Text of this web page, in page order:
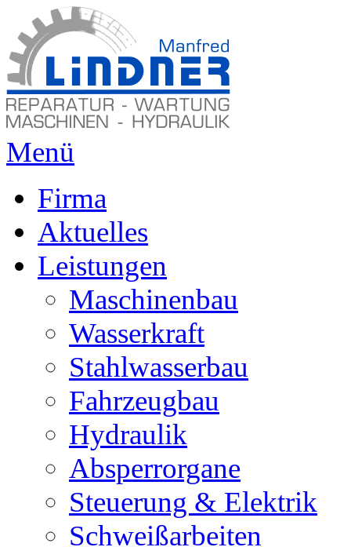
Menü
Firma
Aktuelles
Leistungen
Maschinenbau
Wasserkraft
Stahlwasserbau
Fahrzeugbau
Hydraulik
Absperrorgane
Steuerung & Elektrik
Schweißarbeiten